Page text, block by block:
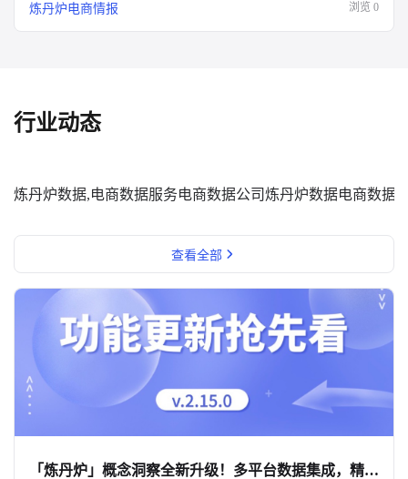
炼丹炉电商情报 浏览 0
行业动态
炼丹炉数据,电商数据服务电商数据公司炼丹炉数据电商数据
查看全部
「炼丹炉」概念洞察全新升级！多平台数据集成，精准验证未知市场趋势